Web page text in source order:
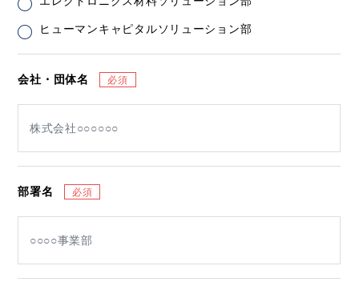
ヒューマンキャピタルソリューション部
会社・団体名
部署名